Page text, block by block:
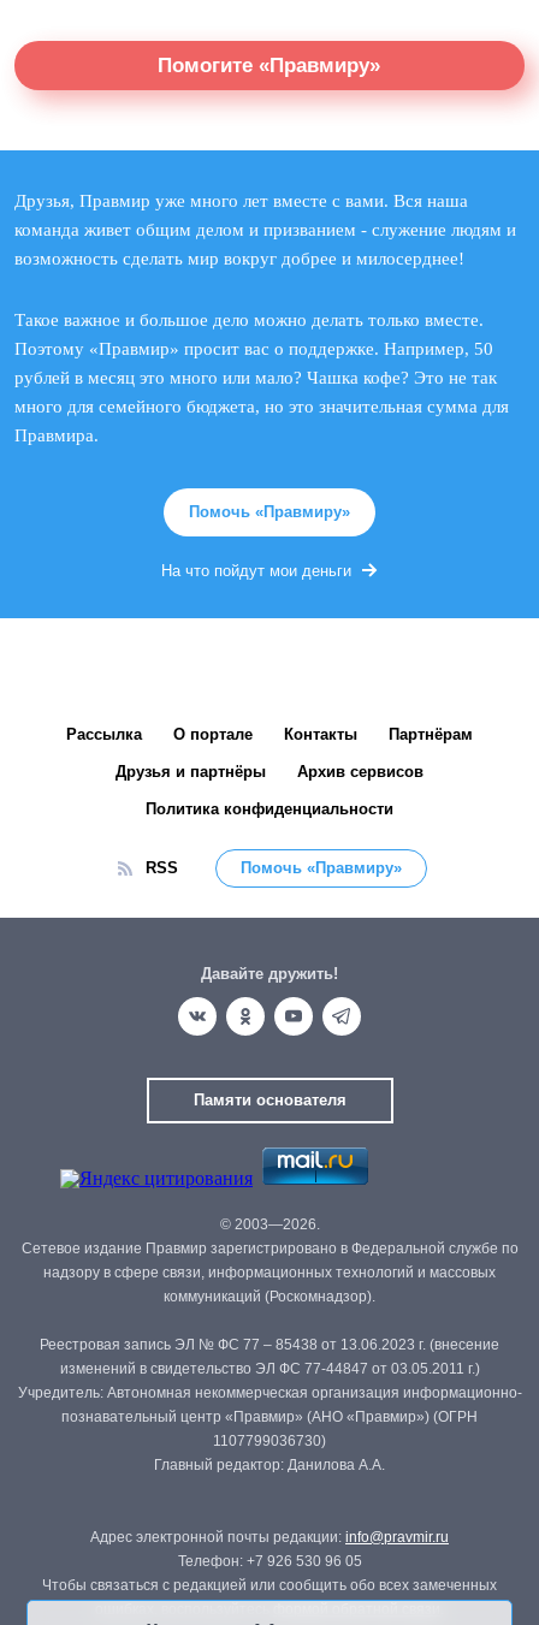
Помогите «Правмиру»
Друзья, Правмир уже много лет вместе с вами. Вся наша
команда живет общим делом и призванием - служение людям и
возможность сделать мир вокруг добрее и милосерднее!
Такое важное и большое дело можно делать только вместе.
Поэтому «Правмир» просит вас о поддержке. Например, 50
рублей в месяц это много или мало? Чашка кофе? Это не так
много для семейного бюджета, но это значительная сумма для
Правмира.
Помочь «Правмиру»
На что пойдут мои деньги
Рассылка О портале Контакты Партнёрам
Друзья и партнёры Архив сервисов
Политика конфиденциальности
RSS Помочь «Правмиру»
Давайте дружить!
Памяти основателя
© 2003—2026.
Сетевое издание Правмир зарегистрировано в Федеральной службе по
надзору в сфере связи, информационных технологий и массовых
коммуникаций (Роскомнадзор).
Реестровая запись ЭЛ № ФС 77 – 85438 от 13.06.2023 г. (внесение
изменений в свидетельство ЭЛ ФС 77-44847 от 03.05.2011 г.)
Учредитель: Автономная некоммерческая организация информационно-
познавательный центр «Правмир» (АНО «Правмир») (ОГРН
1107799036730)
Главный редактор: Данилова А.А.
Адрес электронной почты редакции: info@pravmir.ru
Телефон: +7 926 530 96 05
Чтобы связаться с редакцией или сообщить обо всех замеченных